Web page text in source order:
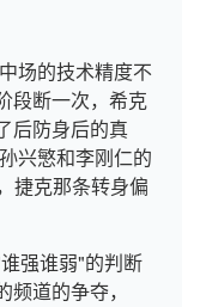
场的技术精度不
段断一次，希克
后防身后的真
兴慜和李刚仁的
捷克那条转身偏
强谁弱"的判断
道的争夺，